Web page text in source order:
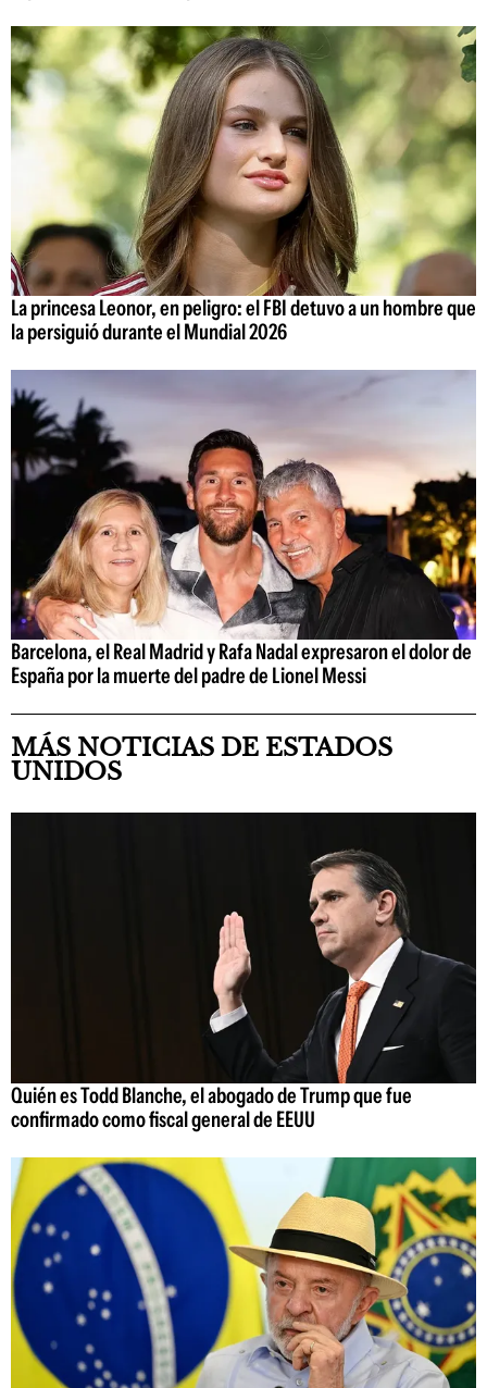
La princesa Leonor, en peligro: el FBI detuvo a un hombre que
la persiguió durante el Mundial 2026
Barcelona, el Real Madrid y Rafa Nadal expresaron el dolor de
España por la muerte del padre de Lionel Messi
MÁS NOTICIAS DE ESTADOS
UNIDOS
Quién es Todd Blanche, el abogado de Trump que fue
confirmado como fiscal general de EEUU